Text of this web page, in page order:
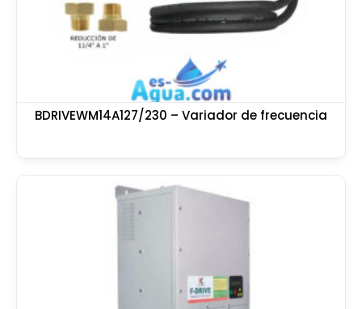
BDRIVEWM14A127/230 – Variador de frecuencia